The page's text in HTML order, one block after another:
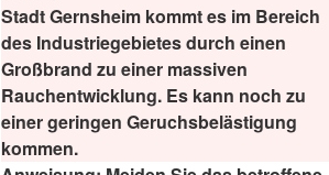
Stadt Gernsheim kommt es im Bereich
des Industriegebietes durch einen
Großbrand zu einer massiven
Rauchentwicklung. Es kann noch zu
einer geringen Geruchsbelästigung
kommen.